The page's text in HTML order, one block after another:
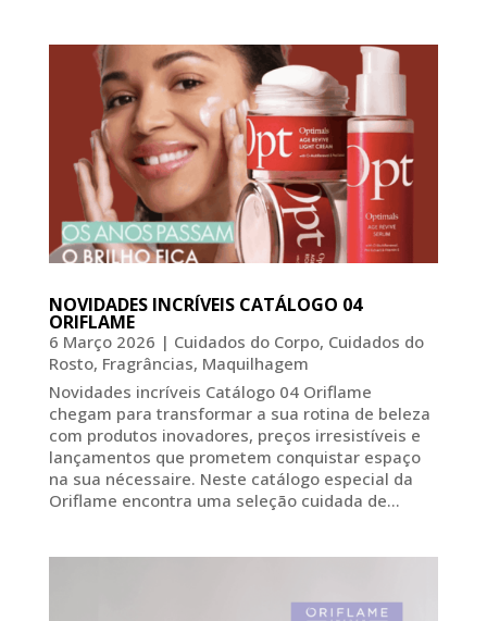
NOVIDADES INCRÍVEIS CATÁLOGO 04
ORIFLAME
6 Março 2026 | Cuidados do Corpo, Cuidados do
Rosto, Fragrâncias, Maquilhagem
Novidades incríveis Catálogo 04 Oriflame
chegam para transformar a sua rotina de beleza
com produtos inovadores, preços irresistíveis e
lançamentos que prometem conquistar espaço
na sua nécessaire. Neste catálogo especial da
Oriflame encontra uma seleção cuidada de...